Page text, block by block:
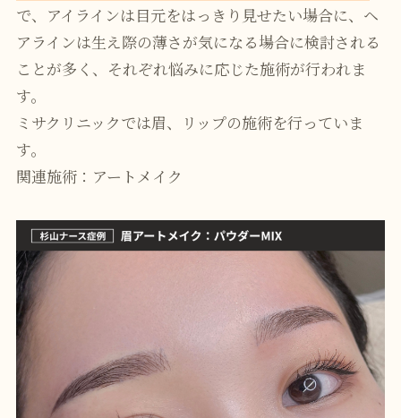
で、アイラインは目元をはっきり見せたい場合に、ヘ
アラインは生え際の薄さが気になる場合に検討される
ことが多く、それぞれ悩みに応じた施術が行われま
す。
ミサクリニックでは眉、リップの施術を行っていま
す。
関連施術：アートメイク